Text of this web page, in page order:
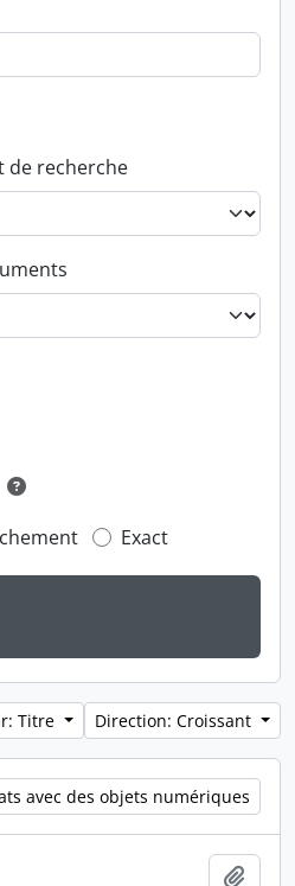
de recherche
Exact
Titre Direction: Croissant
avec des objets numériques